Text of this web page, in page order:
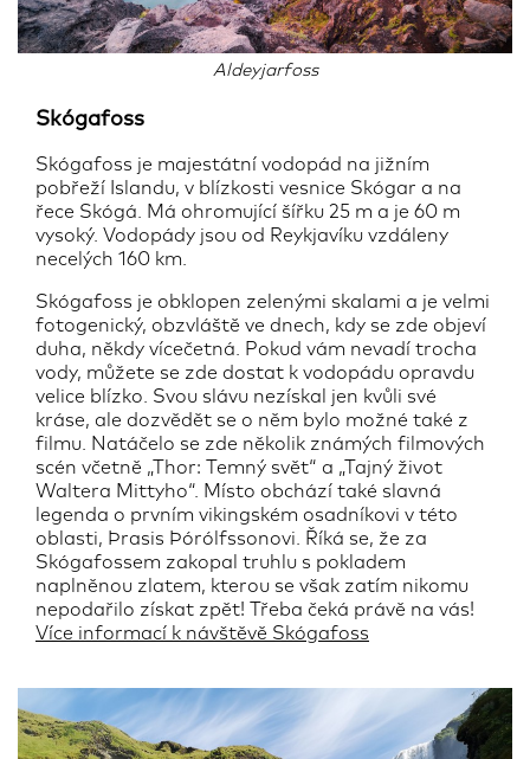
Aldeyjarfoss
Skógafoss
Skógafoss je majestátní vodopád na jižním
pobřeží Islandu, v blízkosti vesnice Skógar a na
řece Skógá. Má ohromující šířku 25 m a je 60 m
vysoký. Vodopády jsou od Reykjavíku vzdáleny
necelých 160 km.
Skógafoss je obklopen zelenými skalami a je velmi
fotogenický, obzvláště ve dnech, kdy se zde objeví
duha, někdy vícečetná. Pokud vám nevadí trocha
vody, můžete se zde dostat k vodopádu opravdu
velice blízko. Svou slávu nezískal jen kvůli své
kráse, ale dozvědět se o něm bylo možné také z
filmu. Natáčelo se zde několik známých filmových
scén včetně „Thor: Temný svět“ a „Tajný život
Waltera Mittyho“. Místo obchází také slavná
legenda o prvním vikingském osadníkovi v této
oblasti, Þrasis Þórólfssonovi. Říká se, že za
Skógafossem zakopal truhlu s pokladem
naplněnou zlatem, kterou se však zatím nikomu
nepodařilo získat zpět! Třeba čeká právě na vás!
Více informací k návštěvě Skógafoss